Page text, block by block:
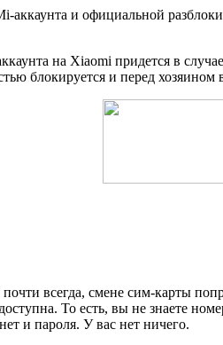
и официальной
на Xiaomi придется в
блокируется и перед
всегда, смене сим-карты
То есть, вы не знаете
и пароля. У вас нет ничего.